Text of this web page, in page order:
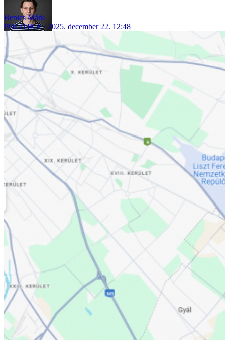
Benics Márk
POLITIKA
2025. december 22. 12:48